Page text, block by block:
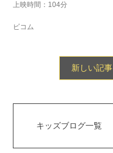
上映時間：104分
ビコム
新しい記事
キッズブログ一覧